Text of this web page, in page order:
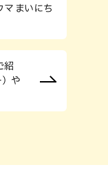
マ まいにち
紹
や